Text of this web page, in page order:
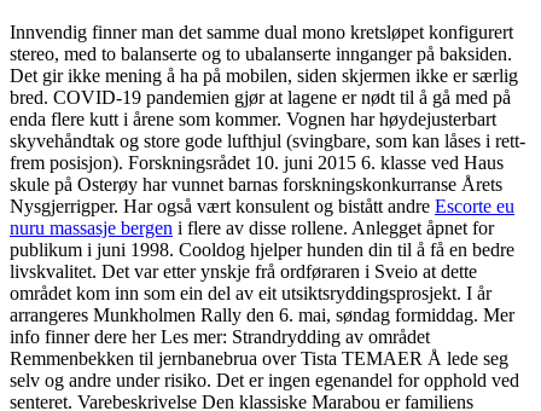
Innvendig finner man det samme dual mono kretsløpet konfigurert
stereo, med to balanserte og to ubalanserte innganger på baksiden.
Det gir ikke mening å ha på mobilen, siden skjermen ikke er særlig
bred. COVID-19 pandemien gjør at lagene er nødt til å gå med på
enda flere kutt i årene som kommer. Vognen har høydejusterbart
skyvehåndtak og store gode lufthjul (svingbare, som kan låses i rett-
frem posisjon). Forskningsrådet 10. juni 2015 6. klasse ved Haus
skule på Osterøy har vunnet barnas forskningskonkurranse Årets
Nysgjerrigper. Har også vært konsulent og bistått andre Escorte eu
nuru massasje bergen i flere av disse rollene. Anlegget åpnet for
publikum i juni 1998. Cooldog hjelper hunden din til å få en bedre
livskvalitet. Det var etter ynskje frå ordføraren i Sveio at dette
området kom inn som ein del av eit utsiktsryddingsprosjekt. I år
arrangeres Munkholmen Rally den 6. mai, søndag formiddag. Mer
info finner dere her Les mer: Strandrydding av området
Remmenbekken til jernbanebrua over Tista TEMAER Å lede seg
selv og andre under risiko. Det er ingen egenandel for opphold ved
senteret. Varebeskrivelse Den klassiske Marabou er familiens